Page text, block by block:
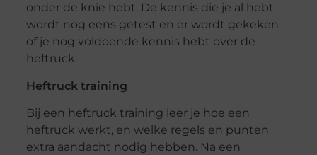
onder de knie hebt. De kennis die je al hebt
wordt nog eens getest en er wordt gekeken
of je nog voldoende kennis hebt over de
heftruck.
Heftruck training
Bij een heftruck training leer je hoe een
heftruck werkt, en welke regels en punten
extra aandacht nodig hebben. Na een